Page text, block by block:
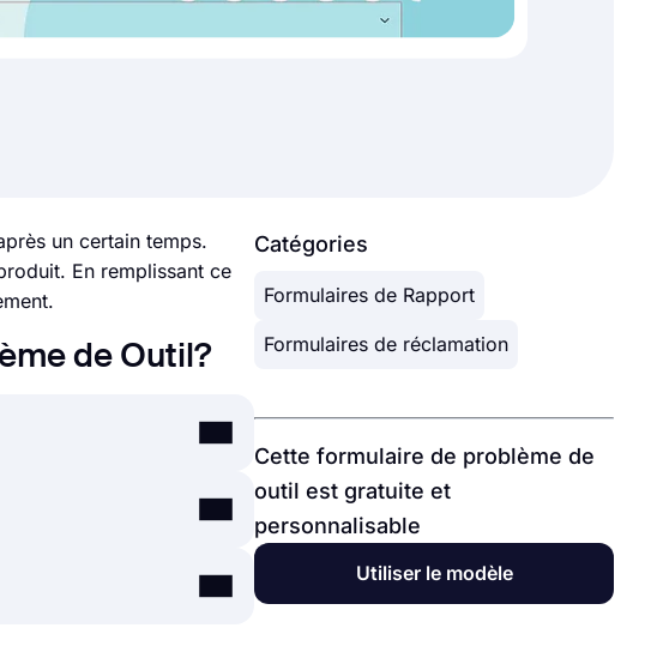
un certain temps.
En remplissant ce
de Outil?
efficace
et simple. Un
Catégories
Formulaires de Rapport
Formulaires de réclamation
Cette formulaire de problème de
outil est gratuite et
personnalisable
Utiliser le modèle